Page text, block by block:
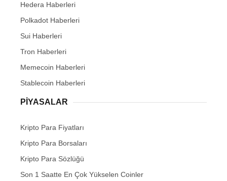
Hedera Haberleri
Polkadot Haberleri
Sui Haberleri
Tron Haberleri
Memecoin Haberleri
Stablecoin Haberleri
PIYASALAR
Kripto Para Fiyatları
Kripto Para Borsaları
Kripto Para Sözlüğü
Son 1 Saatte En Çok Yükselen Coinler